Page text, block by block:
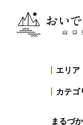
おいでませ山口へ
エリア
カテゴ